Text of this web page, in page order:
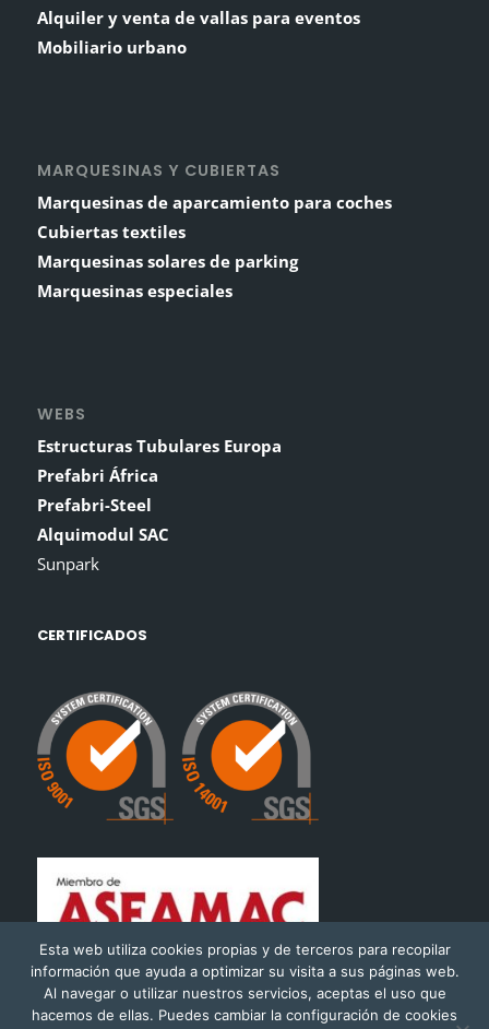
Alquiler y venta de vallas para eventos
Mobiliario urbano
MARQUESINAS Y CUBIERTAS
Marquesinas de aparcamiento para coches
Cubiertas textiles
Marquesinas solares de parking
Marquesinas especiales
WEBS
Estructuras Tubulares Europa
Prefabri África
Prefabri-Steel
Alquimodul SAC
Sunpark
CERTIFICADOS
Esta web utiliza cookies propias y de terceros para recopilar
información que ayuda a optimizar su visita a sus páginas web.
Al navegar o utilizar nuestros servicios, aceptas el uso que
hacemos de ellas. Puedes cambiar la configuración de cookies